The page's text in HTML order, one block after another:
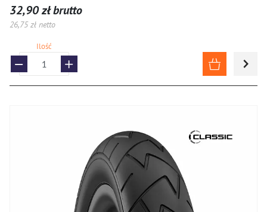
32,90 zł brutto
26,75 zł netto
Ilość